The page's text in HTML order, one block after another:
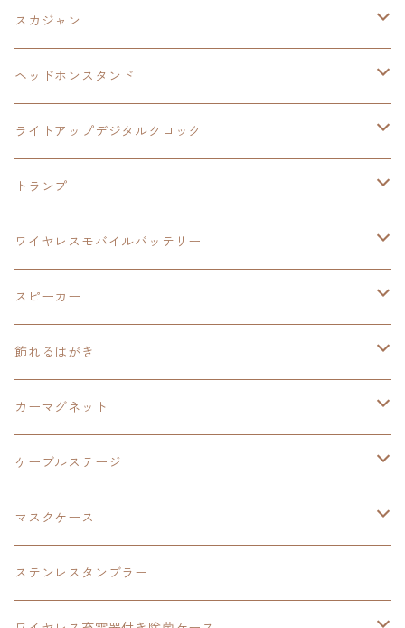
ワイヤレスモバイルバッテリー
置くだけスピーカー
飾れるはがき
手帳型スマホカバー
モバイルバッテリー
除菌ケース
オーロラアクリルスタンド
零の軌跡：改
碧の軌跡：改
創の軌跡
ケーブルステージ
イラストフレームクロック
アクリルマグネット
ダブルアクリルキーチェーン
40周年記念
黎の軌跡
3in1充電ケーブル
カードサイズスピーカー
黎の軌跡Ⅱ
イースⅩ
東亰ザナドゥeX+
極厚アクリルキーチェーン
オーロラアクリルスタンド
イースvs空の軌跡
軌跡シリーズ20周年
界の軌跡
アクリルマグネット
阪神タイガース
閃の軌跡Ⅲ
ソーラーパネル
LEDライト付き
閃の軌跡Ⅳ
イースⅨ
閃の軌跡Ⅳ
イースⅨ
零の軌跡：改
碧の軌跡：改
創の軌跡
黎の軌跡
黎の軌跡Ⅱ
空の軌跡1st
界の軌跡
閃の軌跡
スカジャン
サンリオ
ワンピース
今日から俺は！！
ゴジラ
手塚治虫
ウルトラマン
タツノコプロ
ドラえもん
ヘッドホンスタンド
閃の軌跡Ⅳ
イースⅨ
零の軌跡：改
碧の軌跡：改
創の軌跡
黎の軌跡
黎の軌跡Ⅱ
界の軌跡
ライトアップデジタルクロック
閃の軌跡Ⅳ
イースⅨ
零の軌跡：改
碧の軌跡：改
創の軌跡
トランプ
日本ファルコム
ワイヤレスモバイルバッテリー
イースⅨ
閃の軌跡
閃の軌跡Ⅳ
零の軌跡：改
碧の軌跡：改
創の軌跡
スピーカー
置くだけスピーカー
碧の軌跡：改
創の軌跡
バイブレーションスピーカー
軌跡シリーズ15周年
創の軌跡
飾れるはがき
閃の軌跡Ⅳ
イースⅨ
創の軌跡
カーマグネット
軌跡シリーズ
ケーブルステージ
閃の軌跡Ⅲ
創の軌跡
マスクケース
創の軌跡
ステンレスタンブラー